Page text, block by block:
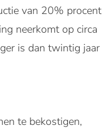
van 20% procent
neerkomt op circa
is dan twintig jaar
te bekostigen,